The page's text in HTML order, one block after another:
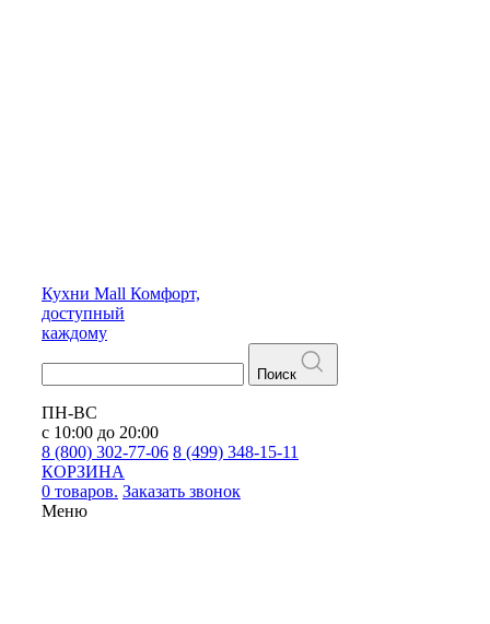
Кухни Mall Комфорт,
доступный
каждому
Поиск
ПН-ВС
с 10:00 до 20:00
8 (800) 302-77-06 8 (499) 348-15-11
КОРЗИНА
0 товаров. Заказать звонок
Меню